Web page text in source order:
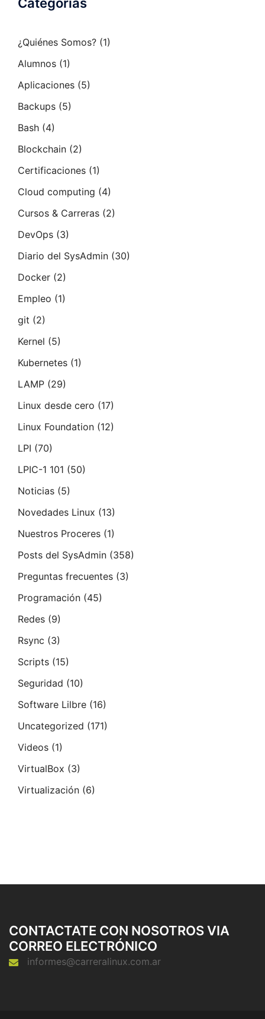
Categorias
¿Quiénes Somos? (1)
Alumnos (1)
Aplicaciones (5)
Backups (5)
Bash (4)
Blockchain (2)
Certificaciones (1)
Cloud computing (4)
Cursos & Carreras (2)
DevOps (3)
Diario del SysAdmin (30)
Docker (2)
Empleo (1)
git (2)
Kernel (5)
Kubernetes (1)
LAMP (29)
Linux desde cero (17)
Linux Foundation (12)
LPI (70)
LPIC-1 101 (50)
Noticias (5)
Novedades Linux (13)
Nuestros Proceres (1)
Posts del SysAdmin (358)
Preguntas frecuentes (3)
Programación (45)
Redes (9)
Rsync (3)
Scripts (15)
Seguridad (10)
Software Lilbre (16)
Uncategorized (171)
Videos (1)
VirtualBox (3)
Virtualización (6)
CONTACTATE CON NOSOTROS VIA
CORREO ELECTRÓNICO
informes@carreralinux.com.ar